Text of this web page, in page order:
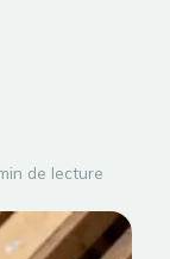
de lecture